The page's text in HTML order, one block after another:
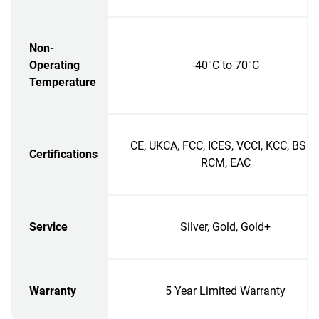
Non-
Operating
Temperature
-40°C to 70°C
Certifications
CE, UKCA, FCC, ICES, VCCI, KCC,
RCM, EAC
Service Silver, Gold, Gold+
Warranty 5 Year Limited Warranty